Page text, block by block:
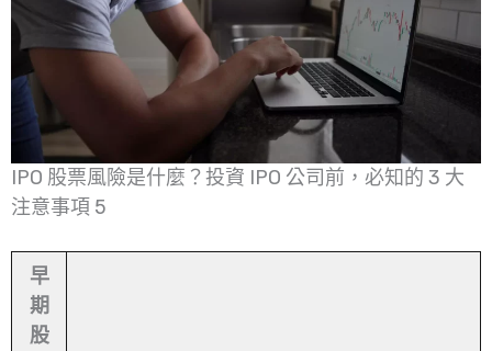
IPO 股票風險是什麼？投資 IPO 公司前，必知的 3 大
注意事項 5
早
期
股